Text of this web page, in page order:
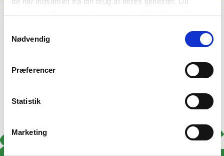
Nødvendig
Præferencer
Statistik
Marketing